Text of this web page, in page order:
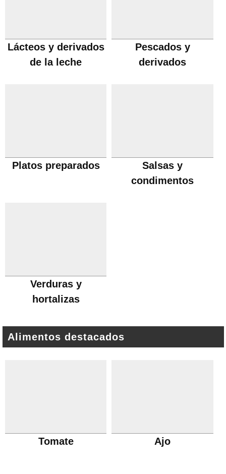
Lácteos y derivados
de la leche
Pescados y
derivados
Platos preparados
Salsas y
condimentos
Verduras y
hortalizas
Alimentos destacados
Tomate Ajo